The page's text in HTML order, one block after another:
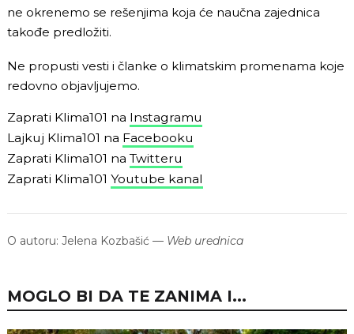
ne okrenemo se rešenjima koja će naučna zajednica
takođe predložiti.
Ne propusti vesti i članke o klimatskim promenama koje
redovno objavljujemo.
Zaprati Klima101 na Instagramu
Lajkuj Klima101 na Facebooku
Zaprati Klima101 na Twitteru
Zaprati Klima101 Youtube kanal
O autoru: Jelena Kozbašić — Web urednica
MOGLO BI DA TE ZANIMA I...